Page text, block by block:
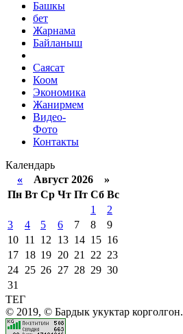
Башкы
бет
Жарнама
Байланыш
Саясат
Коом
Экономика
Жанирмем
Видео-
Фото
Контакты
Календарь
« Август 2026 »
Пн Вт Ср Чт Пт Сб Вс
1
2
3
4 5 6 7 8
9
10 11 12 13 14 15 16
17 18 19 20 21 22 23
24 25 26 27 28 29 30
31
ТЕГ
© 2019, © Бардык укуктар корголгон.